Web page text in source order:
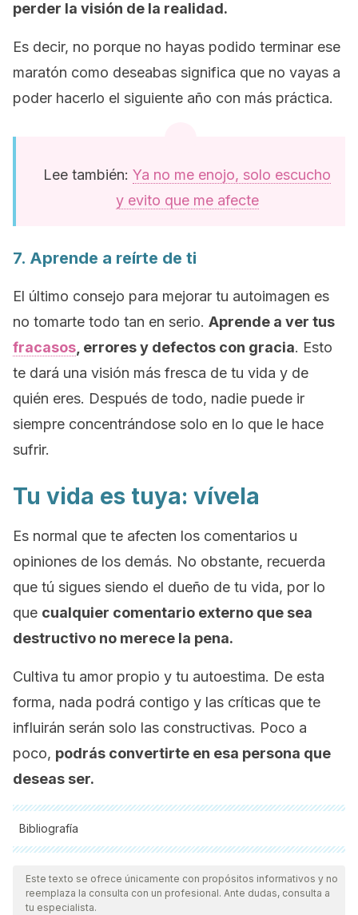
perder la visión de la realidad.
Es decir, no porque no hayas podido terminar ese
maratón como deseabas significa que no vayas a
poder hacerlo el siguiente año con más práctica.
Lee también: Ya no me enojo, solo escucho
y evito que me afecte
7. Aprende a reírte de ti
El último consejo para mejorar tu autoimagen es
no tomarte todo tan en serio. Aprende a ver tus
fracasos , errores y defectos con gracia. Esto
te dará una visión más fresca de tu vida y de
quién eres. Después de todo, nadie puede ir
siempre concentrándose solo en lo que le hace
sufrir.
Tu vida es tuya: vívela
Es normal que te afecten los comentarios u
opiniones de los demás. No obstante, recuerda
que tú sigues siendo el dueño de tu vida, por lo
que cualquier comentario externo que sea
destructivo no merece la pena.
Cultiva tu amor propio y tu autoestima. De esta
forma, nada podrá contigo y las críticas que te
influirán serán solo las constructivas. Poco a
poco, podrás convertirte en esa persona que
deseas ser.
Bibliografía
Todas las fuentes citadas fueron revisadas a profundidad por
nuestro equipo, para asegurar su calidad, confiabilidad,
vigencia y validez.La bibliografía de este artículo fue
Este texto se ofrece únicamente con propósitos informativos y no
reemplaza la consulta con un profesional. Ante dudas, consulta a
tu especialista.